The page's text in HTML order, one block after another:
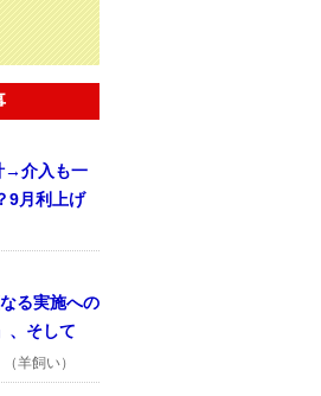
→介入も一
9月利上げ
る実施への
、そして
（羊飼い）